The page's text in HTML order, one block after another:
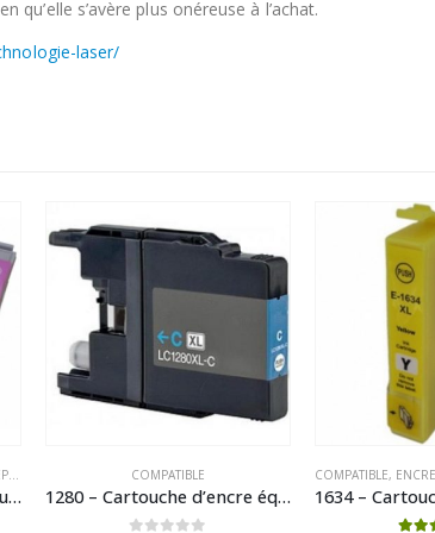
qu’elle s’avère plus onéreuse à l’achat.
laser/
807 – Cartouche d’encre équivalent EPSON T0807 – 807 – compatible (T0797) « Colibri et Chouette »Pack 6 Couleurs
COMPATIBLE
1280 – Cartouche d’encre équivalent BROTHER LC-1280XLC compatible (LC1280) Cyan
COMPATIBLE,